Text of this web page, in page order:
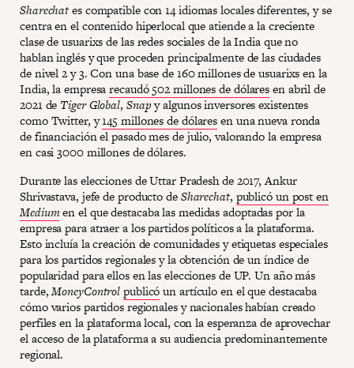
Sharechates compatible con 14 idiomas locales diferentes, y se
centra en el contenido hiperlocal que atiende a la creciente
clase de usuarixs de las redes sociales de la India que no
hablan inglés y que proceden principalmente de las ciudades
de nivel 2 y 3. Con una base de 160 millones de usuarixs en la
India, la empresarecaudó 502 millones de dólaresen abril de
2021 de Tiger Global, Snapy algunos inversores existentes
como Twitter, y145 millones de dólaresen una nueva ronda
de financiación el pasado mes de julio, valorando la empresa
en casi 3000 millones de dólares.
Durante las elecciones de Uttar Pradesh de 2017, Ankur
Shrivastava, jefe de producto deSharechat, publicó un post en
Mediumen el que destacaba las medidas adoptadas por la
empresa para atraer a los partidos políticos a la plataforma.
Esto incluía la creación de comunidades y etiquetas especiales
para los partidos regionales y la obtención de un índice de
popularidad para ellos en las elecciones de UP. Un año más
tarde,MoneyControlpublicóun artículo en el que destacaba
cómo varios partidos regionales y nacionales habían creado
perfiles en la plataforma local, con la esperanza de aprovechar
el acceso de la plataforma a su audiencia predominantemente
regional.